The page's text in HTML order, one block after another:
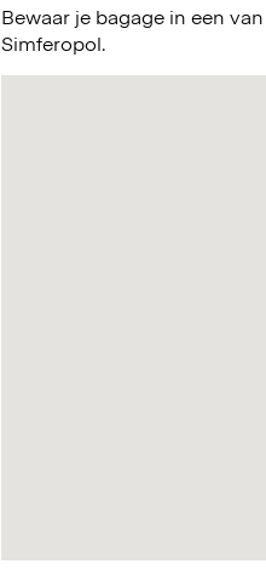
Bewaar je bagage in een
Simferopol.